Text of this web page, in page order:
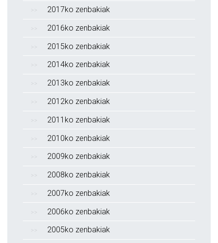
2017ko zenbakiak
2016ko zenbakiak
2015ko zenbakiak
2014ko zenbakiak
2013ko zenbakiak
2012ko zenbakiak
2011ko zenbakiak
2010ko zenbakiak
2009ko zenbakiak
2008ko zenbakiak
2007ko zenbakiak
2006ko zenbakiak
2005ko zenbakiak